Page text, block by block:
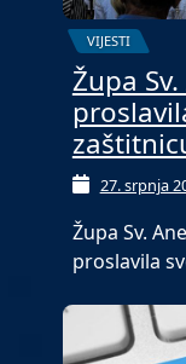
VIJESTI
Župa
27. srpnja
Župa Sv.
proslavila